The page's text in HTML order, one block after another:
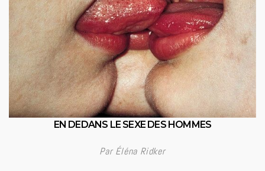
EN DEDANS LE SEXE DES HOMMES
Par Éléna Ridker